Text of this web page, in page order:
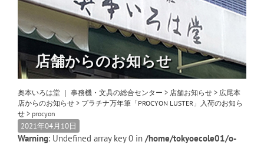
店舗からのお知らせ
奥本いろは堂 ｜ 事務機・文具の総合センター > 店舗お知らせ > 広尾本
店からのお知らせ > プラチナ万年筆「PROCYON LUSTER」入荷のお知ら
せ > procyon
2021年04月10日
Warning: Undefined array key 0 in /home/tokyoecole01/o-